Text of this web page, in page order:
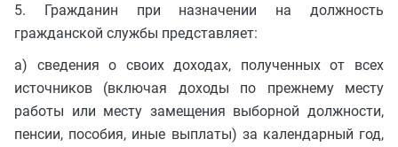
5. Гражданин при назначении на должность
гражданской службы представляет:
а) сведения о своих доходах, полученных от всех
источников (включая доходы по прежнему месту
работы или месту замещения выборной должности,
пенсии, пособия, иные выплаты) за календарный год,